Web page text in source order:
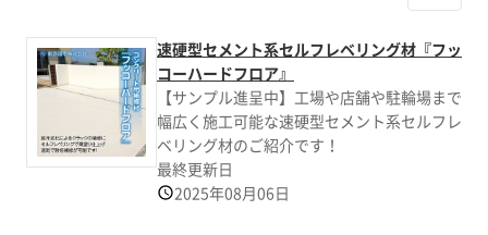
速硬型セメント系セルフレベリング材『フッ
コーハードフロア』
【サンプル進呈中】工場や店舗や駐輪場まで
幅広く施工可能な速硬型セメント系セルフレ
ベリング材のご紹介です！
最終更新日
2025年08月06日